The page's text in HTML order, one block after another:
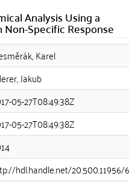
Analysis Using a
Specific Response
Karel
Jakub
05-27T08:49:38Z
05-27T08:49:38Z
hdl.handle.net/20.500.11956/